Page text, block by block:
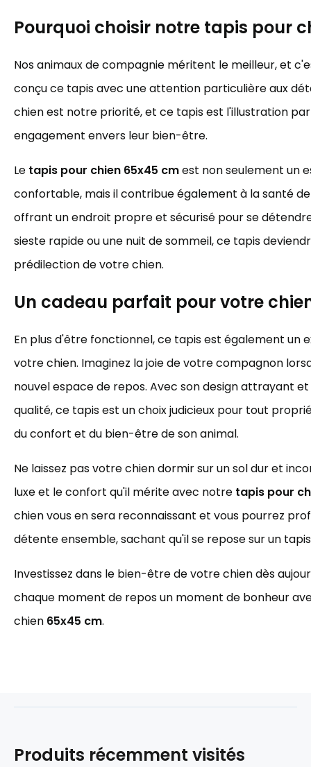
Pourquoi choisir notre tapis pour
Nos animaux de compagnie méritent le meilleur, et
conçu ce tapis avec une attention particulière aux
chien est notre priorité, et ce tapis est l'illustration
engagement envers leur bien-être.
Le tapis pour chien 65x45 cmest non seulement un
confortable, mais il contribue également à la santé
offrant un endroit propre et sécurisé pour se
sieste rapide ou une nuit de sommeil, ce tapis
prédilection de votre chien.
Un cadeau parfait pour votre
En plus d'être fonctionnel, ce tapis est également un
votre chien. Imaginez la joie de votre compagnon
nouvel espace de repos. Avec son design attrayant
qualité, ce tapis est un choix judicieux pour tout
du confort et du bien-être de son animal.
Ne laissez pas votre chien dormir sur un sol dur et
luxe et le confort qu'il mérite avec notre tapis pour
chien vous en sera reconnaissant et vous pourrez
détente ensemble, sachant qu'il se repose sur un
Investissez dans le bien-être de votre chien dès
chaque moment de repos un moment de bonheur
chien 65x45 cm.
Produits récemment visités